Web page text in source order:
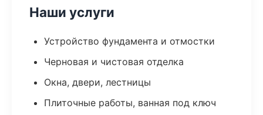
Наши услуги
Устройство фундамента и отмостки
Черновая и чистовая отделка
Окна, двери, лестницы
Плиточные работы, ванная под ключ